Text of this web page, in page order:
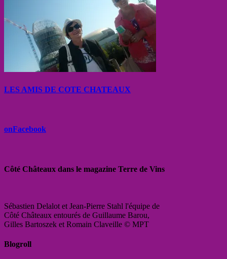
LES AMIS DE COTE CHATEAUX
onFacebook
Côté Châteaux dans le magazine Terre de Vins
Sébastien Delalot et Jean-Pierre Stahl l'équipe de
Côté Châteaux entourés de Guillaume Barou,
Gilles Bartoszek et Romain Claveille © MPT
Blogroll